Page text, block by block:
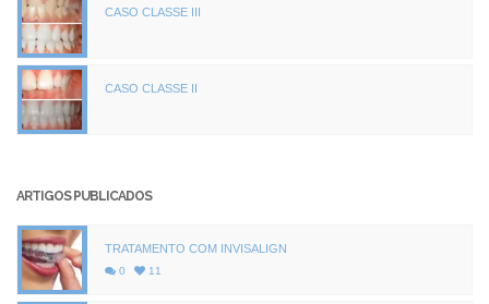
CASO CLASSE III
CASO CLASSE II
ARTIGOS PUBLICADOS
TRATAMENTO COM INVISALIGN
0 11